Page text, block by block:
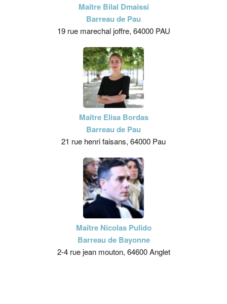
Maître Bilal Dmaissi
Barreau de Pau
19 rue marechal joffre, 64000 PAU
Maître Elisa Bordas
Barreau de Pau
21 rue henri faisans, 64000 Pau
Maître Nicolas Pulido
Barreau de Bayonne
2-4 rue jean mouton, 64600 Anglet